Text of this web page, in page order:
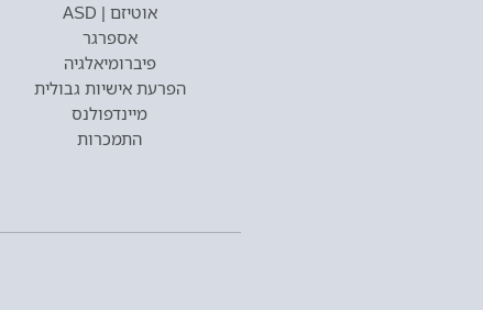
אוטיזם | ASD
אספרגר
פיברומיאלגיה
הפרעת אישיות גבולית
מיינדפולנס
התמכרות